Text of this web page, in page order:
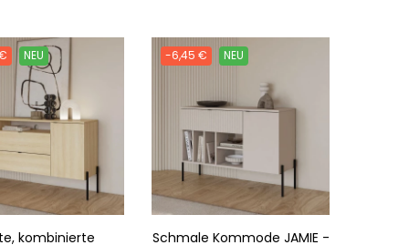
NEU
kombinierte
-6,45 € NEU
Schmale Kommode JAMIE -